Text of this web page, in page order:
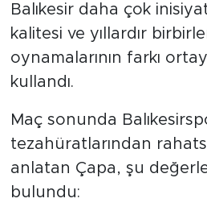
Balıkesir daha çok
kalitesi ve yıllardır
oynamalarının farkı
kullandı.
Maç sonunda
tezahüratlarından
anlatan Çapa, şu
bulundu: